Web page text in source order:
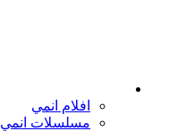
افلام انمي
مسلسلات انمي